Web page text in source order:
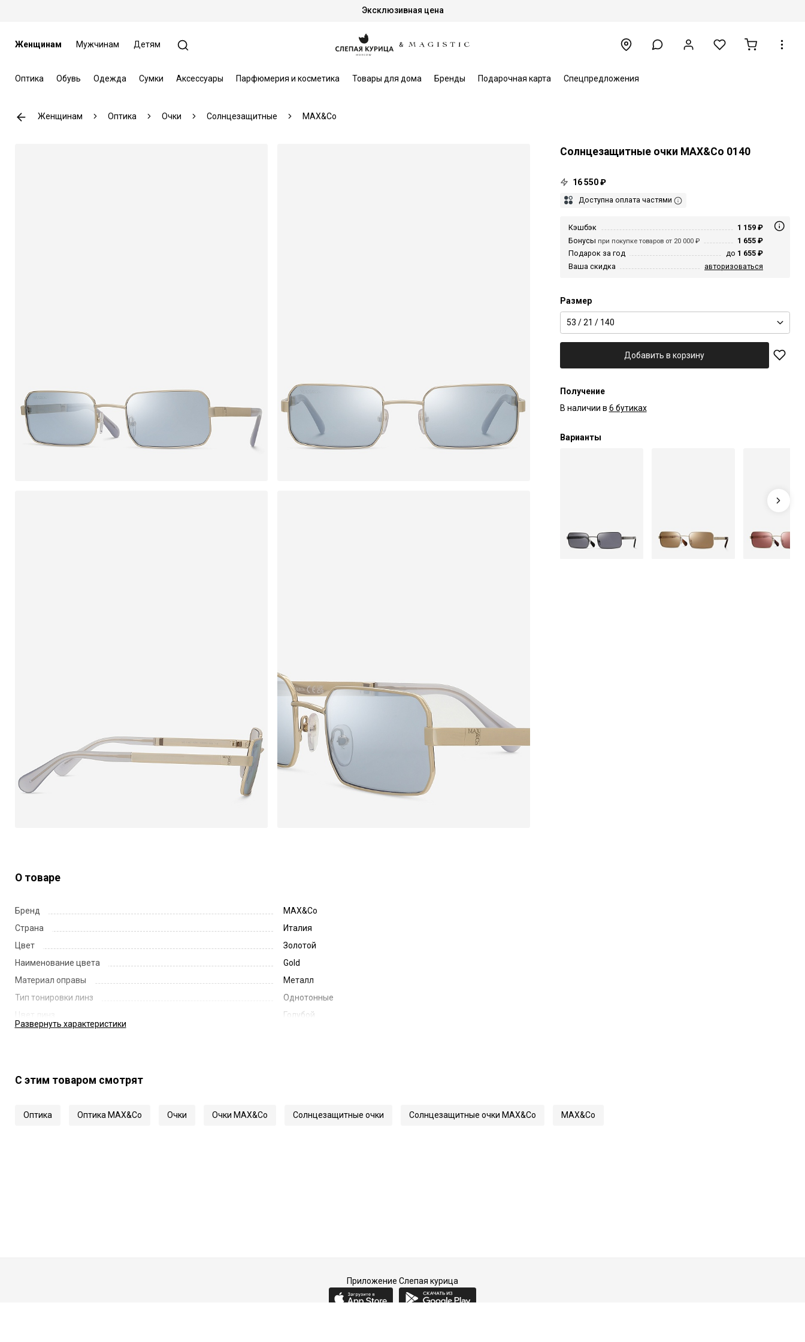
Эксклюзивная цена
Женщинам Мужчинам Детям
Оптика Обувь Одежда Сумки Аксессуары Парфюмерия и косметика Товары для дома Бренды Подарочная карта Спецпредложения
Женщинам Оптика Очки Солнцезащитные MAX&Co
Солнцезащитные очки MAX&Co 0140
16 550 ₽
Доступна оплата частями
Кэшбэк
1 159 ₽
Бонусы при покупке товаров от 20 000 ₽
1 655 ₽
Подарок за год
до 1 655 ₽
Ваша скидка
авторизоваться
Размер
53 / 21 / 140
Добавить в корзину
Получение
В наличии в 6 бутиках
Варианты
О товаре
Бренд
MAX&Co
Страна
Италия
Цвет
Золотой
Наименование цвета
Gold
Материал оправы
Металл
Тип тонировки линз
Однотонные
Цвет линз
Голубой
Длина заушника
Артикул
0140
Развернуть характеристики
С этим товаром смотрят
Оптика Оптика MAX&Co Очки Очки MAX&Co Солнцезащитные очки Солнцезащитные очки MAX&Co MAX&Co
Приложение Слепая курица